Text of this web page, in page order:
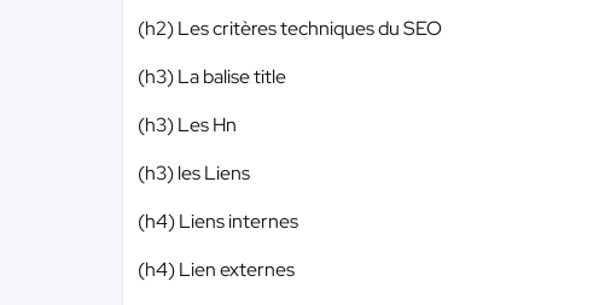
(h2) Les critères techniques du SEO
(h3) La balise title
(h3) Les Hn
(h3) les Liens
(h4) Liens internes
(h4) Lien externes